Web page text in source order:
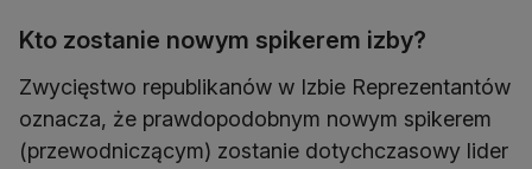
Kto zostanie nowym spikerem izby?
Zwycięstwo republikanów w Izbie Reprezentantów
oznacza, że prawdopodobnym nowym spikerem
(przewodniczącym) zostanie dotychczasowy lider